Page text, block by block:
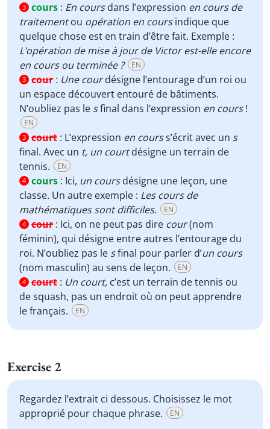
3 cours : En coursdans l’expression en cours de
traitementou opération en coursindique que
quelque chose est en train d’être fait. Exemple :
L’opération de mise à jour de Victor est-elle encore
en cours ou terminée ?
EN
3 cour : Une courdésigne l’entourage d’un roi ou
un espace découvert entouré de bâtiments.
N’oubliez pas le sfinal dans l’expression en cours!
EN
3 court : L’expression en courss’écrit avec un s
final. Avec un t, un courtdésigne un terrain de
tennis.
EN
4 cours : Ici, un coursdésigne une leçon, une
classe. Un autre exemple : Les cours de
mathématiques sont difficiles.
EN
4 cour : Ici, on ne peut pas dire cour(nom
féminin), qui désigne entre autres l’entourage du
roi. N’oubliez pas le sfinal pour parler d’un cours
(nom masculin) au sens de leçon.
EN
4 court : Un court, c’est un terrain de tennis ou
de squash, pas un endroit où on peut apprendre
le français.
EN
Exercise 2
Regardez l’extrait ci dessous. Choisissez le mot
approprié pour chaque phrase.
EN